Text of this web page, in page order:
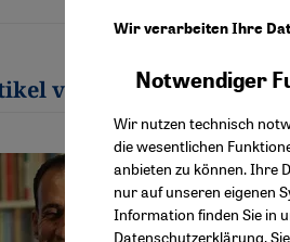
von Rim Najmi
Wir verarbeiten Ihre
Notwendiger
Wir nutzen technisch
die wesentlichen
anbieten zu können. Ihre
nur auf unseren eigenen
Information finden Sie in
Datenschutzerklärung.